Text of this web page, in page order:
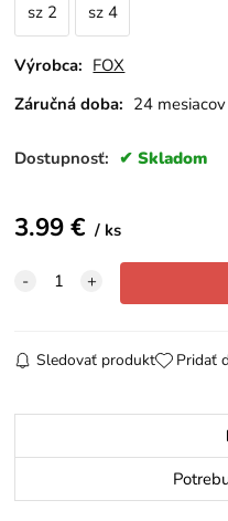
sz 2
sz 4
Výrobca: FOX
Záručná doba: 24 mesiacov
Dostupnosť: Skladom
3.99€ ks
Sledovať produkt Pridať